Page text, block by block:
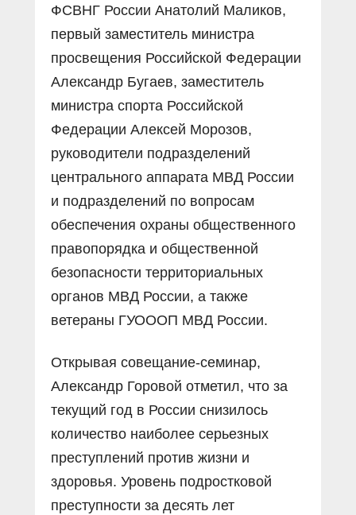
ФСВНГ России Анатолий Маликов,
первый заместитель министра
просвещения Российской Федерации
Александр Бугаев, заместитель
министра спорта Российской
Федерации Алексей Морозов,
руководители подразделений
центрального аппарата МВД России
и подразделений по вопросам
обеспечения охраны общественного
правопорядка и общественной
безопасности территориальных
органов МВД России, а также
ветераны ГУОООП МВД России.
Открывая совещание-семинар,
Александр Горовой отметил, что за
текущий год в России снизилось
количество наиболее серьезных
преступлений против жизни и
здоровья. Уровень подростковой
преступности за десять лет